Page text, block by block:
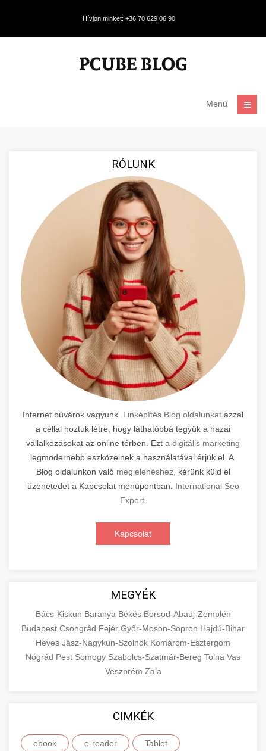
Hívjon minket: +36 70 629 06 90
Menü
RÓLUNK
Internet búvárok vagyunk. Linképítés Blog oldalunkat azzal
a céllal hoztuk létre, hogy láthatóbbá tegyük a hazai
vállalkozásokat az online térben. Ezt a digitális marketing
legmodernebb eszközeinek a használatával érjük el. A
Blog oldalunkon való megjelenéshez,
kérünk küld el
üzenetedet a Kapcsolat menüpontban. International Seo
Expert.
Kapcsolat
MEGYÉK
Bács-Kiskun Baranya Békés Borsod-Abaúj-Zemplén
Budapest Csongrád Fejér Győr-Moson-Sopron Hajdú-Bihar
Heves Jász-Nagykun-Szolnok Komárom-Esztergom
Nógrád Pest Somogy Szabolcs-Szatmár-Bereg Tolna Vas
Veszprém Zala
CIMKÉK
ebook e-reader Tablet